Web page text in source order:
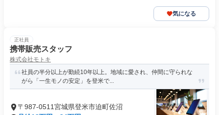
気になる
正社員
携帯販売スタッフ
株式会社モトキ
社員の半分以上が勤続10年以上。地域に愛され、仲間に守られな
がら「一生モノの安定」を登米で...
〒987-0511宮城県登米市迫町佐沼